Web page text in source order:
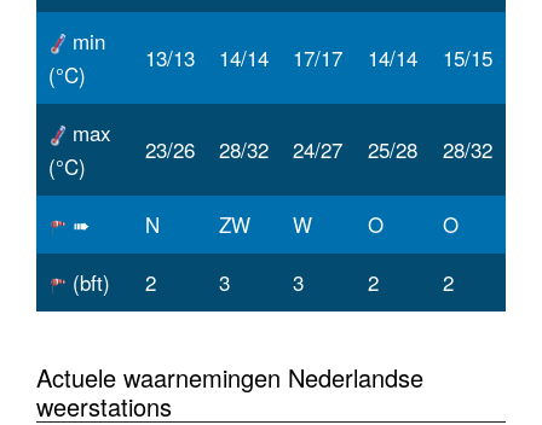
min
(°C)
13/13 14/14 17/17 14/14 15/15
max
(°C)
23/26 28/32 24/27 25/28 28/32
➠ N ZW W O
O
(bft)
2 3 3 2 2
Actuele waarnemingen Nederlandse
weerstations